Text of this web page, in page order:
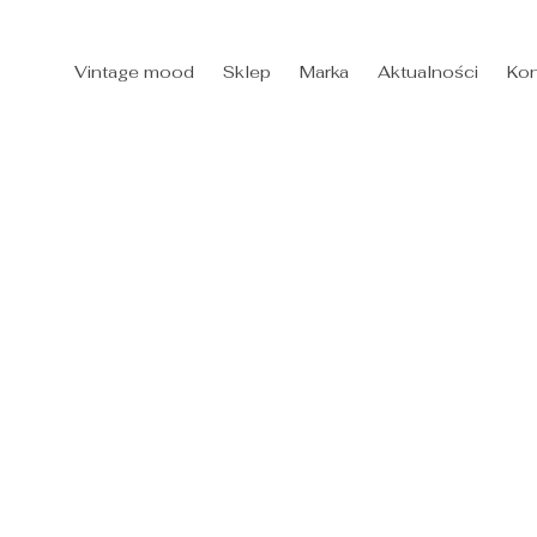
Vintage mood Sklep Marka Aktualności